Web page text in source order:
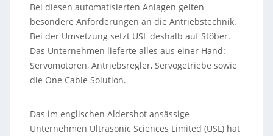
Bei diesen automatisierten Anlagen gelten
besondere Anforderungen an die Antriebstechnik.
Bei der Umsetzung setzt USL deshalb auf Stöber.
Das Unternehmen lieferte alles aus einer Hand:
Servomotoren, Antriebsregler, Servogetriebe sowie
die One Cable Solution.
Das im englischen Aldershot ansässige
Unternehmen Ultrasonic Sciences Limited (USL) hat